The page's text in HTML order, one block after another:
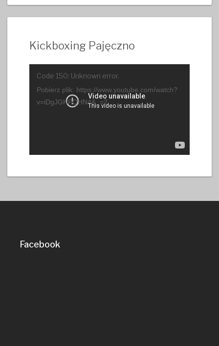
Kickboxing Pajęczno
Code 150: Unknown error.
Pobierz plik: https://www.youtube.com/watch?
v=iDgJGHPQHN4&_=2
Facebook